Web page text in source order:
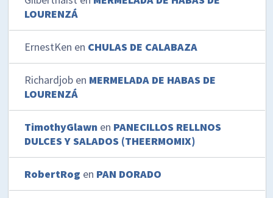
LOURENZÁ
ErnestKen en CHULAS DE CALABAZA
Richardjob en MERMELADA DE HABAS DE
LOURENZÁ
TimothyGlawn en PANECILLOS RELLNOS
DULCES Y SALADOS (THEERMOMIX)
RobertRog en PAN DORADO